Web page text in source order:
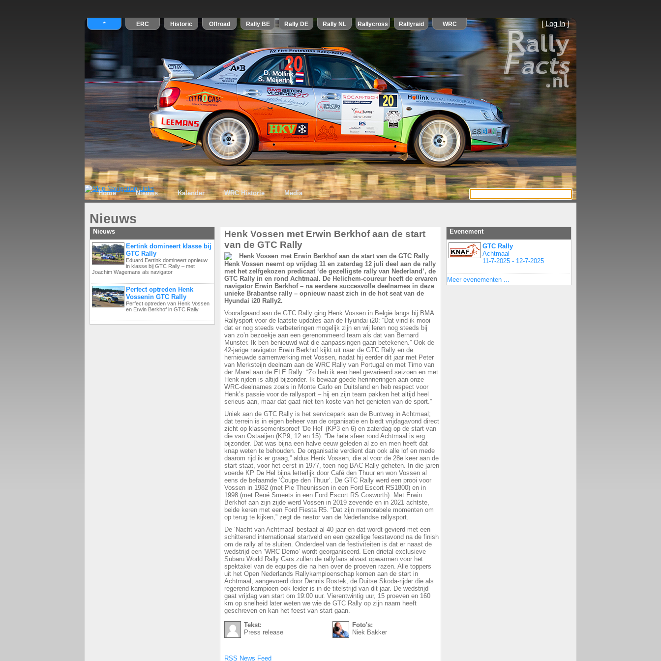
[ Log In]
Home Nieuws Kalender WRC Historie Media
Nieuws
Nieuws
Eertink domineert klasse bij
GTC Rally
Eduard Eertink domineert opnieuw
in klasse bij GTC Rally – met
Joachim Wagemans als navigator
Perfect optreden Henk
Vossenin GTC Rally
Perfect optreden van Henk Vossen
en Erwin Berkhof in GTC Rally
Henk Vossen met Erwin Berkhof aan de start
van de GTC Rally
Henk Vossen neemt op vrijdag 11 en zaterdag 12 juli deel aan de rally
met het zelfgekozen predicaat ‘de gezelligste rally van Nederland’, de
GTC Rally in en rond Achtmaal. De Helichem-coureur heeft de ervaren
navigator Erwin Berkhof – na eerdere succesvolle deelnames in deze
unieke Brabantse rally – opnieuw naast zich in de hot seat van de
Hyundai i20 Rally2.
Voorafgaand aan de GTC Rally ging Henk Vossen in België langs bij BMA
Rallysport voor de laatste updates aan de Hyundai i20: “Dat vind ik mooi
dat er nog steeds verbeteringen mogelijk zijn en wij leren nog steeds bij
van zo’n bezoekje aan een gerenommeerd team als dat van Bernard
Munster. Ik ben benieuwd wat die aanpassingen gaan betekenen.” Ook de
42-jarige navigator Erwin Berkhof kijkt uit naar de GTC Rally en de
hernieuwde samenwerking met Vossen, nadat hij eerder dit jaar met Peter
van Merksteijn deelnam aan de WRC Rally van Portugal en met Timo van
der Marel aan de ELE Rally: “Zo heb ik een heel gevarieerd seizoen en met
Henk rijden is altijd bijzonder. Ik bewaar goede herinneringen aan onze
WRC-deelnames zoals in Monte Carlo en Duitsland en heb respect voor
Henk’s passie voor de rallysport – hij en zijn team pakken het altijd heel
serieus aan, maar dat gaat niet ten koste van het genieten van de sport.”
Uniek aan de GTC Rally is het servicepark aan de Buntweg in Achtmaal;
dat terrein is in eigen beheer van de organisatie en biedt vrijdagavond direct
zicht op klassementsproef ‘De Hel’ (KP3 en 6) en zaterdag op de start van
die van Ostaaijen (KP9, 12 en 15). “De hele sfeer rond Achtmaal is erg
bijzonder. Dat was bijna een halve eeuw geleden al zo en men heeft dat
knap weten te behouden. De organisatie verdient dan ook alle lof en mede
daarom rijd ik er graag,” aldus Henk Vossen, die al voor de 28e keer aan de
start staat, voor het eerst in 1977, toen nog BAC Rally geheten. In die jaren
voerde KP De Hel bijna letterlijk door Café den Thuur en won Vossen al
eens de befaamde ‘Coupe den Thuur’. De GTC Rally werd een prooi voor
Vossen in 1982 (met Pie Theunissen in een Ford Escort RS1800) en in
1998 (met René Smeets in een Ford Escort RS Cosworth). Met Erwin
Berkhof aan zijn zijde werd Vossen in 2019 zevende en in 2021 achtste,
beide keren met een Ford Fiesta R5. “Dat zijn memorabele momenten om
op terug te kijken,” zegt de nestor van de Nederlandse rallysport.
De ‘Nacht van Achtmaal’ bestaat al 40 jaar en dat wordt gevierd met een
schitterend internationaal startveld en een gezellige feestavond na de finish
om de rally af te sluiten. Onderdeel van de festiviteiten is dat er naast de
wedstrijd een ‘WRC Demo’ wordt georganiseerd. Een drietal exclusieve
Subaru World Rally Cars zullen de rallyfans alvast opwarmen voor het
spektakel van de equipes die na hen over de proeven razen. Alle toppers
uit het Open Nederlands Rallykampioenschap komen aan de start in
Achtmaal, aangevoerd door Dennis Rostek, de Duitse Skoda-rijder die als
regerend kampioen ook leider is in de titelstrijd van dit jaar. De wedstrijd
gaat vrijdag van start om 19:00 uur. Vierentwintig uur, 15 proeven en 160
km op snelheid later weten we wie de GTC Rally op zijn naam heeft
geschreven en kan het feest van start gaan.
Tekst:
Press release
Foto's:
Niek Bakker
RSS News Feed
Evenement
GTC Rally
Achtmaal
11-7-2025 - 12-7-2025
Meer evenementen ...